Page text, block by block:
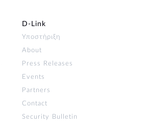
D‑Link
Υποστήριξη
About
Press Releases
Events
Partners
Contact
Security Bulletin